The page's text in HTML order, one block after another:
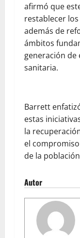
afirmó que
restablecer
además de
ámbitos
generación de
sanitaria.
Barrett
estas
la
el
de la
Autor